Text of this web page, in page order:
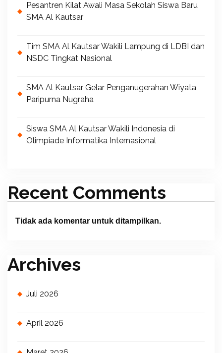
Pesantren Kilat Awali Masa Sekolah Siswa Baru
SMA Al Kautsar
Tim SMA Al Kautsar Wakili Lampung di LDBI dan
NSDC Tingkat Nasional
SMA Al Kautsar Gelar Penganugerahan Wiyata
Paripurna Nugraha
Siswa SMA Al Kautsar Wakili Indonesia di
Olimpiade Informatika Internasional
Recent Comments
Tidak ada komentar untuk ditampilkan.
Archives
Juli 2026
April 2026